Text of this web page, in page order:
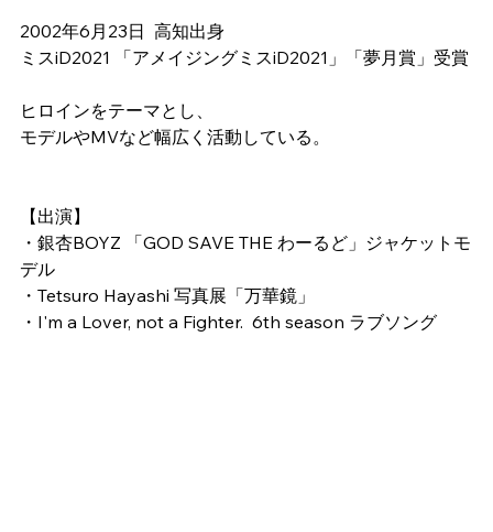
2002年6月23日  高知出身
ミスiD2021 「アメイジングミスiD2021」「夢月賞」受賞
ヒロインをテーマとし、
モデルやMVなど幅広く活動している。
【出演】
・銀杏BOYZ 「GOD SAVE THE わーるど」ジャケットモ
デル
・Tetsuro Hayashi 写真展「万華鏡」
・I'm a Lover, not a Fighter.  6th season ラブソング